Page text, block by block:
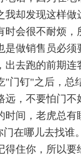
我却发现这样做
时会很不耐烦，
是做销售员必须
出去跑的前期连
"门钉"之后，总
远，不要怕门不
时间，老虎总有
在哪儿去找谁
得住你，所以要